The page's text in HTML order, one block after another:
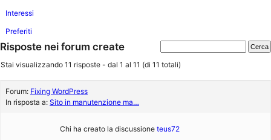
Interessi
Preferiti
Risposte nei forum create
Stai visualizzando 11 risposte - dal 1 al 11 (di 11 totali)
Forum: Fixing WordPress
In risposta a: Sito in manutenzione ma…
Chi ha creato la discussione teus72